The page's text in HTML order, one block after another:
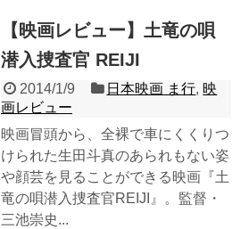
【映画レビュー】土竜の唄
潜入捜査官 REIJI
2014/1/9 日本映画 ま行, 映
画レビュー
映画冒頭から、全裸で車にくくりつ
けられた生田斗真のあられもない姿
や顔芸を見ることができる映画『土
竜の唄潜入捜査官REIJI』。監督・
三池崇史...